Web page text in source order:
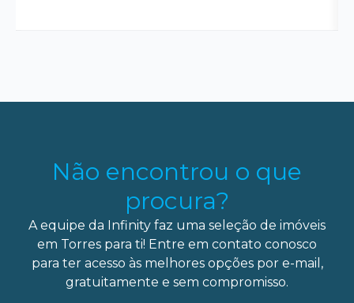
Não encontrou o que
procura?
A equipe da Infinity faz uma seleção de imóveis
em Torres para ti! Entre em contato conosco
para ter acesso às melhores opções por e-mail,
gratuitamente e sem compromisso.